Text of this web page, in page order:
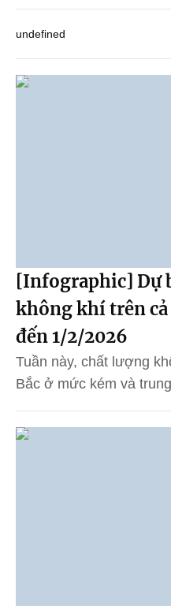
undefined
[Infographic] Dự
không khí trên
đến 1/2/2026
Tuần này, chất lượng
Bắc ở mức kém và